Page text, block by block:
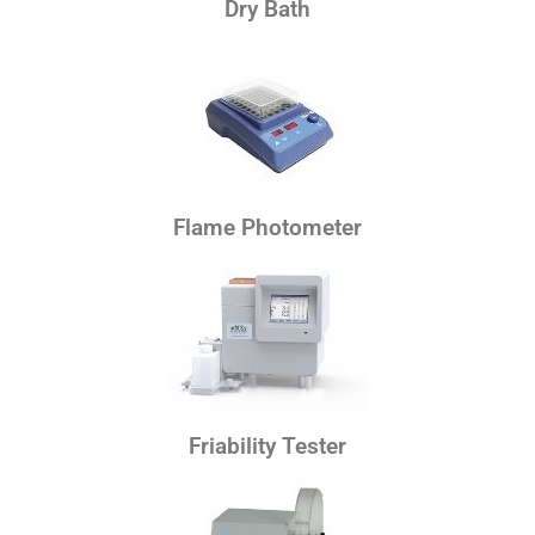
Dry Bath
Flame Photometer
Friability Tester